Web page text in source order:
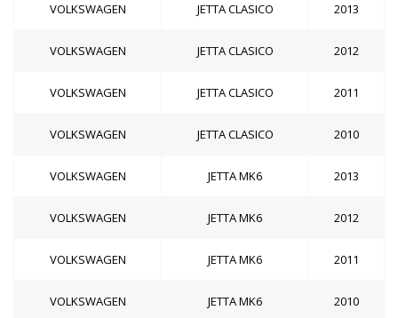
VOLKSWAGEN JETTA CLASICO 2013
VOLKSWAGEN JETTA CLASICO 2012
VOLKSWAGEN JETTA CLASICO 2011
VOLKSWAGEN JETTA CLASICO 2010
VOLKSWAGEN JETTA MK6 2013
VOLKSWAGEN JETTA MK6 2012
VOLKSWAGEN JETTA MK6 2011
VOLKSWAGEN JETTA MK6 2010